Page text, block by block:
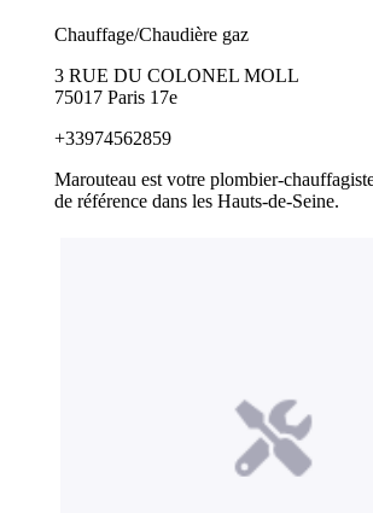
Chauffage/Chaudière gaz
3 RUE DU COLONEL MOLL
75017 Paris 17e
+33974562859
Marouteau est votre plombier-
de référence dans les Hauts-de-Seine.